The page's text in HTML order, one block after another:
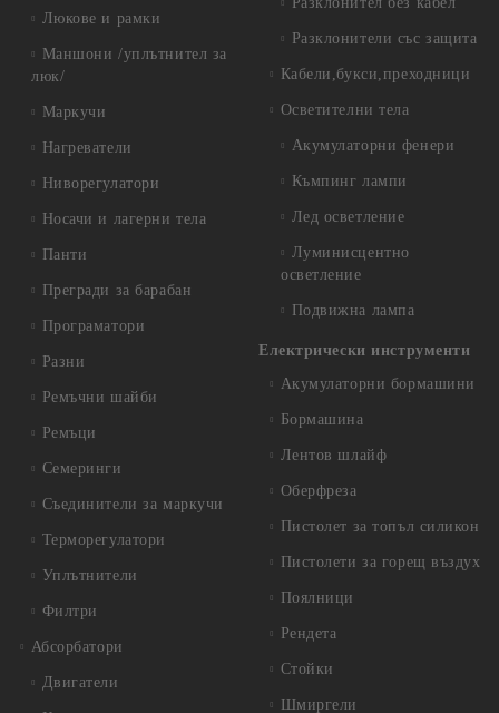
Люкове и рамки
Маншони /уплътнител за
люк/
Маркучи
Нагреватели
Ниворегулатори
Носачи и лагерни тела
Панти
Прегради за барабан
Програматори
Разни
Ремъчни шайби
Ремъци
Семеринги
Съединители за маркучи
Терморегулатори
Уплътнители
Филтри
Абсорбатори
Двигатели
Разклонители със защита
Кабели,букси,преходници
Осветителни тела
Акумулаторни фенери
Къмпинг лампи
Лед осветление
Луминисцентно
осветление
Подвижна лампа
Електрически инструменти
Акумулаторни бормашини
Бормашина
Лентов шлайф
Оберфреза
Пистолет за топъл силикон
Пистолети за горещ въздух
Поялници
Рендета
Стойки
Шмиргели